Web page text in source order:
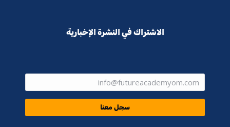
الاشتراك في النشرة الإخبارية
سجل معنا